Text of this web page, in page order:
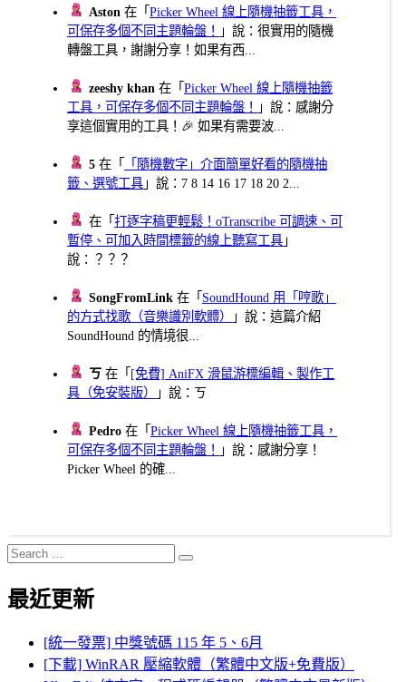
Aston 在「Picker Wheel 線上隨機抽籤工具，
可保存多個不同主題輪盤！
」說：很實用的隨機
轉盤工具，謝謝分享！如果有西...
zeeshy khan 在「Picker Wheel 線上隨機抽籤
工具，可保存多個不同主題輪盤！
」說：感謝分
享這個實用的工具！🎉 如果有需要波...
5 在「
「隨機數字」介面簡單好看的隨機抽
籤、選號工具 」說：7 8 14 16 17 18 20 2...
在「打逐字稿更輕鬆！oTranscribe 可調速、可
暫停、可加入時間標籤的線上聽寫工具 」
說：？？？
SongFromLink 在「 SoundHound 用「哼歌」
的方式找歌（音樂識別軟體）
」說：這篇介紹
SoundHound 的情境很...
ㄎ 在「 [免費] AniFX 滑鼠游標編輯、製作工
具（免安裝版）
」說：ㄎ
Pedro 在「Picker Wheel 線上隨機抽籤工具，
可保存多個不同主題輪盤！
」說：感謝分享！
Picker Wheel 的確...
Search
for:
Search
最近更新
[統一發票] 中獎號碼 115 年 5、6月
[下載] WinRAR 壓縮軟體（繁體中文版+免費版）